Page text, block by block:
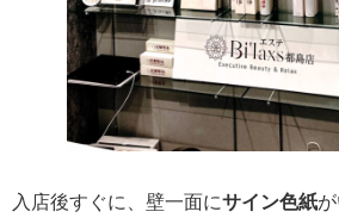
入店後すぐに、壁一面にサイン色紙